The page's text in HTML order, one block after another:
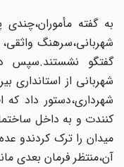
به گفته‌ مأموران،چندی
شهربانی،سرهنگ واثقی،
شهربانی‌ از استانداری
شهرداری،دستور داد
کنندت و به داخل
میدان‌ را‌ ترک کردندو
آن،منتظر فرمان بعدی